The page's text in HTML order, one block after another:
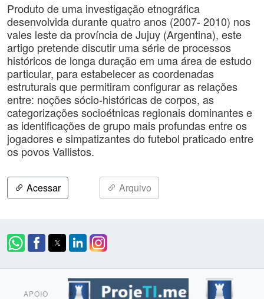
Produto de uma investigação etnográfica
desenvolvida durante quatro anos (2007- 2010) nos
vales leste da província de Jujuy (Argentina), este
artigo pretende discutir uma série de processos
históricos de longa duração em uma área de estudo
particular, para estabelecer as coordenadas
estruturais que permitiram configurar as relações
entre: noções sócio-históricas de corpos, as
categorizações socioétnicas regionais dominantes e
as identificações de grupo mais profundas entre os
jogadores e simpatizantes do futebol praticado entre
os povos Vallistos.
Acessar Arquivo
APOIO